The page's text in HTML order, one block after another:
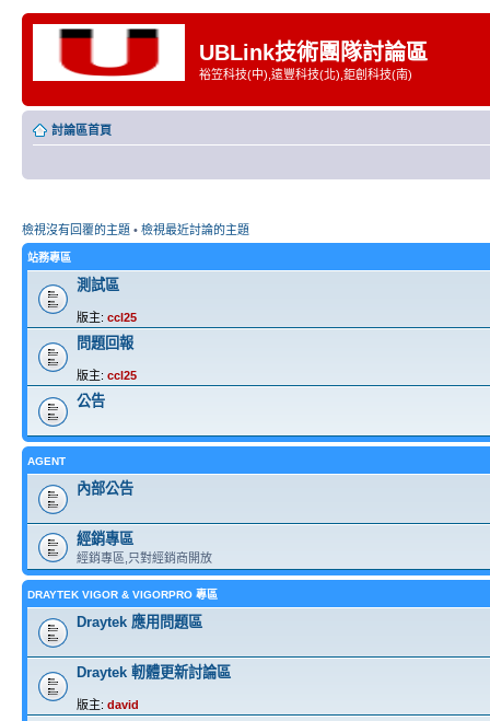
UBLink技術團隊討論區
裕笠科技(中),遠豐科技(北),鉅創科技(南)
討論區首頁
檢視沒有回覆的主題 • 檢視最近討論的主題
站務專區
測試區
版主: ccl25
問題回報
版主: ccl25
公告
AGENT
內部公告
經銷專區
經銷專區,只對經銷商開放
DRAYTEK VIGOR & VIGORPRO 專區
Draytek 應用問題區
Draytek 軔體更新討論區
版主: david